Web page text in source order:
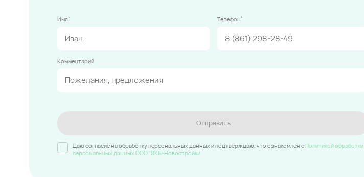
Имя* Телефон*
Комментарий
Отправить
Даю согласие на обработку персональных данных и подтверждаю, что ознакомлен c Политикой обработки
персональных данных ООО "ВКБ-Новостройки